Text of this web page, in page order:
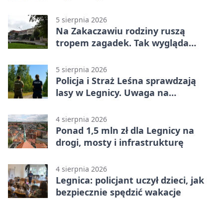
5 sierpnia 2026
Na Zakaczawiu rodziny ruszą
tropem zagadek. Tak wygląda
5 sierpnia 2026
Policja i Straż Leśna sprawdzają
lasy w Legnicy. Uwaga na
4 sierpnia 2026
Ponad 1,5 mln zł dla Legnicy na
drogi, mosty i infrastrukturę
4 sierpnia 2026
Legnica: policjant uczył dzieci, jak
bezpiecznie spędzić wakacje